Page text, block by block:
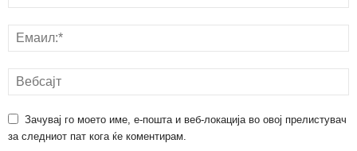
Зачувај го моето име, е-пошта и веб-локација во овој прелистувач
за следниот пат кога ќе коментирам.